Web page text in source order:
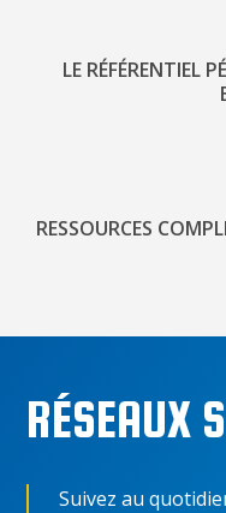
LE RÉFÉRENTIEL
RESSOURCES
RÉSEAUX
Suivez au